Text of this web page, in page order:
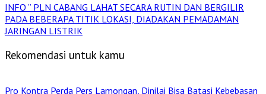
INFO ” PLN CABANG LAHAT SECARA RUTIN DAN BERGILIR
PADA BEBERAPA TITIK LOKASI, DIADAKAN PEMADAMAN
JARINGAN LISTRIK
Rekomendasi untuk kamu
Pro Kontra Perda Pers Lamongan, Dinilai Bisa Batasi Kebebasan